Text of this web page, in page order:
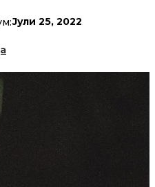
Јули 25, 2022